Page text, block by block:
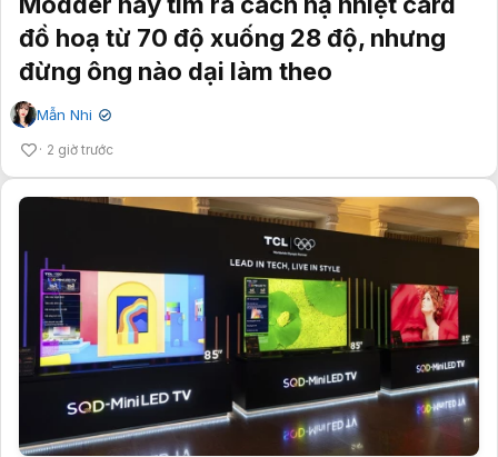
đồ hoạ từ 70 độ xuống 28 độ, nhưng
đừng ông nào dại làm theo
Mẫn Nhi ✔
2 giờ trước